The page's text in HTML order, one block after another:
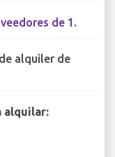
de 1 .
alquiler de
alquilar: